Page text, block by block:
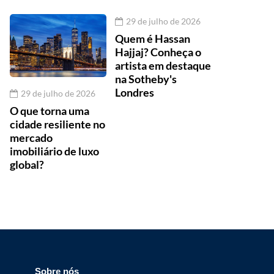
29 de julho de 2026
O que torna uma
cidade resiliente no
mercado
imobiliário de luxo
global?
29 de julho de 2026
Quem é Hassan
Hajjaj? Conheça o
artista em destaque
na Sotheby's
Londres
Sobre nós